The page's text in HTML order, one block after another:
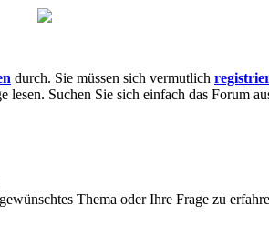
durch. Sie müssen sich vermutlich
Suchen Sie sich einfach das Forum
Thema oder Ihre Frage zu